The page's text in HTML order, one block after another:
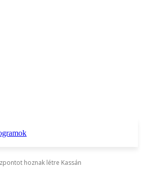
hoznak létre Kassán